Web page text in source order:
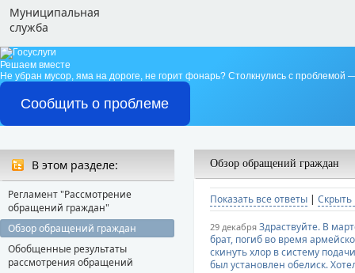
Муниципальная
служба
Решаем вместе
Не убран мусор, яма на дороге, не горит фонарь? Столкнулись с проблемой
Сообщить о проблеме
В этом разделе:
Регламент "Рассмотрение
обращений граждан"
Обзор обращений граждан
Обобщенные результаты
рассмотрения обращений
Обзор обращений граждан
Показать все ответы | Скрыть
29 декабря Здраствуйте. В
брат, погиб во время
скинуть хлор в систему
был установлен обелиск.